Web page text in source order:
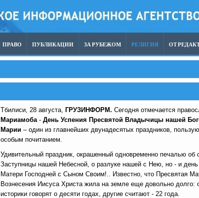
ПРАВО ПУБЛИКАЦИИ ЗА РУБЕЖОМ РЕЛИГИЯ ОТ
Тбилиси, 28 августа, ГРУЗИНФОРМ. Сегодня отмечается
Мариамоба - День Успения Пресвятой Владычицы нашей
Марии – один из главнейших двунадесятых праздников,
особым почитанием.
Удивительный праздник, окрашенный одновременно печалью об
Заступницы нашей Небесной, о разлуке нашей с Нею, но - и
Матери Господней с Сыном Своим!.. Известно, что Пресвятая
Вознесения Иисуса Христа жила на земле еще довольно долго:
историки говорят о десяти годах, другие считают - 22 года.